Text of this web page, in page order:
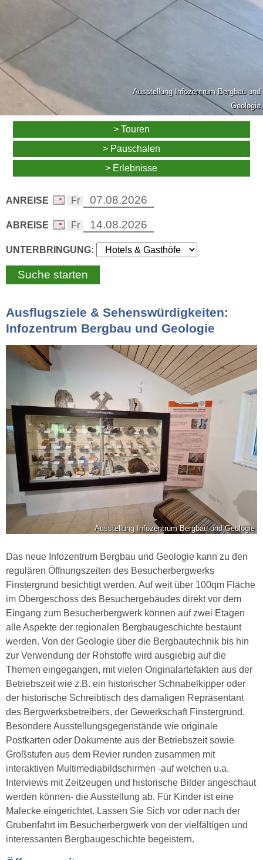
Ausstellung Infozentrum Bergbau und
Geologie
> Touren
> Pauschalen
> Erlebnisse
ANREISE
ABREISE
UNTERBRINGUNG:
Ausflugsziele & Sehenswürdigkeiten:
Infozentrum Bergbau und Geologie
Ausstellung Infozentrum Bergbau und Geologie
Das neue Infozentrum Bergbau und Geologie kann zu den
regulären Öffnungszeiten des Besucherbergwerks
Finstergrund besichtigt werden. Auf weit über 100qm Fläche
im Obergeschoss des Besuchergebäudes direkt vor dem
Eingang zum Besucherbergwerk können auf zwei Etagen
alle Aspekte der regionalen Bergbaugeschichte bestaunt
werden. Von der Geologie über die Bergbautechnik bis hin
zur Verwendung der Rohstoffe wird ausgiebig auf die
Themen eingegangen, mit vielen Originalartefakten aus der
Betriebszeit wie z.B. ein historischer Schnabelkipper oder
der historische Schreibtisch des damaligen Repräsentant
des Bergwerksbetreibers, der Gewerkschaft Finstergrund.
Besondere Ausstellungsgegenstände wie originale
Postkarten oder Dokumente aus der Betriebszeit sowie
Großstufen aus dem Revier runden zusammen mit
interaktiven Multimediabildschirmen -auf welchen u.a.
Interviews mit Zeitzeugen und historische Bilder angeschaut
werden können- die Ausstellung ab. Für Kinder ist eine
Malecke eingerichtet. Lassen Sie Sich vor oder nach der
Grubenfahrt im Besucherbergwerk von der vielfältigen und
interessanten Bergbaugeschichte begeistern.